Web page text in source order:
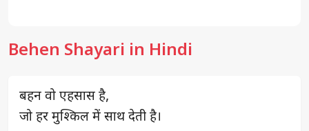
Behen Shayari in Hindi
बहन वो एहसास है,
जो हर मुश्किल में साथ देती है।